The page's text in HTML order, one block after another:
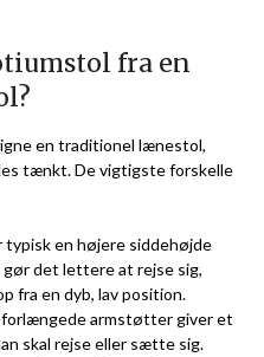
fra en
en traditionel lænestol,
tænkt. De vigtigste forskelle
en højere siddehøjde
det lettere at rejse sig,
fra en dyb, lav position.
armstøtter giver et
skal rejse eller sætte sig.